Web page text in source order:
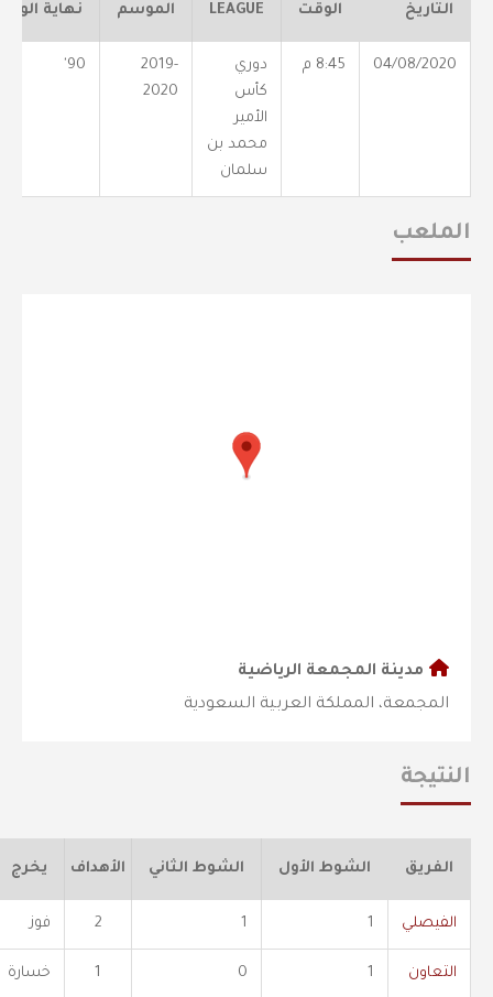
التاريخ الوقت LEAGUE الموسم نهاية
04/08/2020 8:45 م
دوري
كأس
الأمير
محمد بن
سلمان
2019-
2020
90'
الملعب
مدينة المجمعة الرياضية
المجمعة، المملكة العربية السعودية
النتيجة
الفريق الشوط الأول الشوط الثاني الأهداف يخرج
الفيصلي 1
1
2 فوز
التعاون 1
0
1 خسارة